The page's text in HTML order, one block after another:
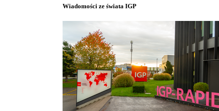
Wiadomości ze świata IGP